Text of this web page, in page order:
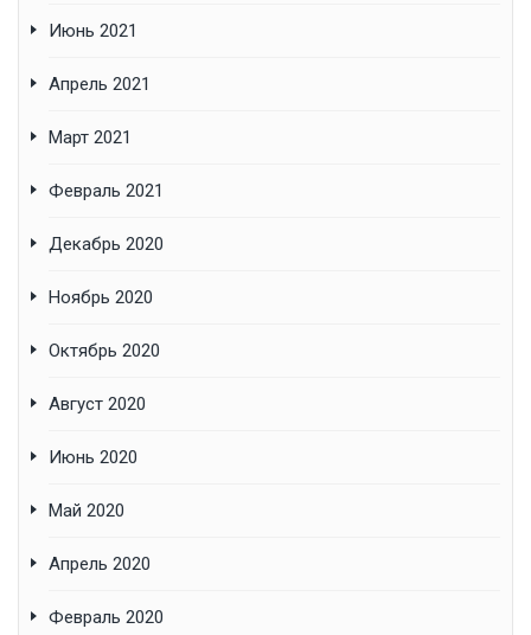
Июнь 2021
Апрель 2021
Март 2021
Февраль 2021
Декабрь 2020
Ноябрь 2020
Октябрь 2020
Август 2020
Июнь 2020
Май 2020
Апрель 2020
Февраль 2020